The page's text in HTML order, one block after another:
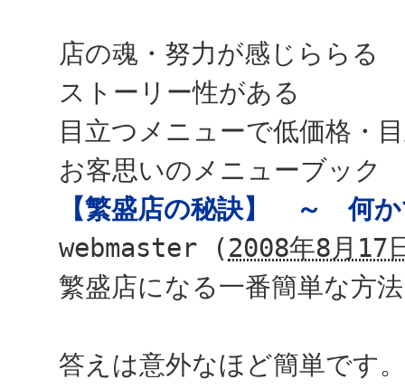
店の魂・努力が感じららる
ストーリー性がある
目立つメニューで低価格・
お客思いのメニューブック
【繁盛店の秘訣】 ～ 何
webmaster (2008年8月
繁盛店になる一番簡単な方
答えは意外なほど簡単です。